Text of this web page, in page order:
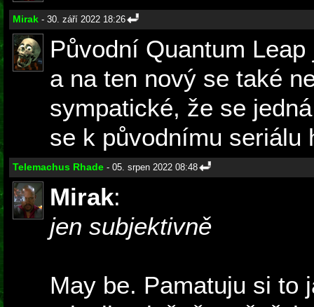
Mirak - 30. září 2022 18:26
Původní Quantum
a na ten nový se také
sympatické, že se
se k původnímu seriálu
Telemachus Rhade - 05. srpen 2022 08:48
Mirak:
jen subjektivně
May be. Pamatuju si to